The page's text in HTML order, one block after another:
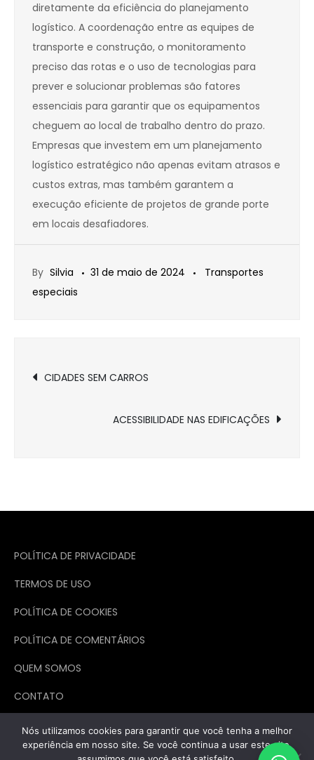
diretamente da eficiência do planejamento
logístico. A coordenação entre as equipes de
transporte e construção, o monitoramento
preciso das rotas e o uso de tecnologias para
prever e solucionar problemas são fatores
essenciais para garantir que os equipamentos
cheguem ao local de trabalho dentro do prazo.
Empresas que investem em um planejamento
logístico estratégico não apenas evitam atrasos e
custos extras, mas também garantem a
execução eficiente de projetos de grande porte
em locais desafiadores.
By Silvia 31 de maio de 2024
Transportes
especiais
Navegação
CIDADES SEM CARROS
ACESSIBILIDADE NAS EDIFICAÇÕES
POLÍTICA DE PRIVACIDADE
TERMOS DE USO
POLÍTICA DE COOKIES
POLÍTICA DE COMENTÁRIOS
QUEM SOMOS
CONTATO
Nós utilizamos cookies para garantir que você tenha a melhor
experiência em nosso site. Se você continua a usar este site,